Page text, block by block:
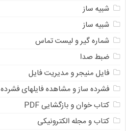
شبیه ساز
شبیه ساز
شماره گیر و لیست تماس
ضبط صدا
فایل منیجر و مدیریت فایل
فشرده ساز و مشاهده فایلهای فشرده
کتاب خوان و بازگشایی PDF
کتاب و مجله الکترونیکی